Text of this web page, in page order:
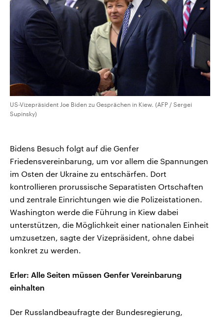
US-Vizepräsident Joe Biden zu Gesprächen in Kiew. (AFP / Sergei
Supinsky)
Bidens Besuch folgt auf die Genfer
Friedensvereinbarung, um vor allem die Spannungen
im Osten der Ukraine zu entschärfen. Dort
kontrollieren prorussische Separatisten Ortschaften
und zentrale Einrichtungen wie die Polizeistationen.
Washington werde die Führung in Kiew dabei
unterstützen, die Möglichkeit einer nationalen Einheit
umzusetzen, sagte der Vizepräsident, ohne dabei
konkret zu werden.
Erler: Alle Seiten müssen Genfer Vereinbarung
einhalten
Der Russlandbeaufragte der Bundesregierung,